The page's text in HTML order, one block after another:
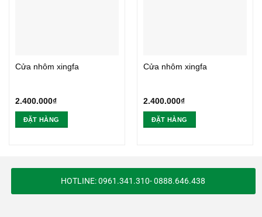
Cửa nhôm xingfa
2.400.000₫
ĐẶT HÀNG
Cửa nhôm xingfa
2.400.000₫
ĐẶT HÀNG
HOTLINE: 0961.341.310- 0888.646.438